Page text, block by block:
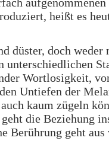
heißt es
düster, doch
unterschiedlichen
Wortlosigkeit,
Untiefen der
kaum zügeln
geht die Beziehung
Berührung geht aus